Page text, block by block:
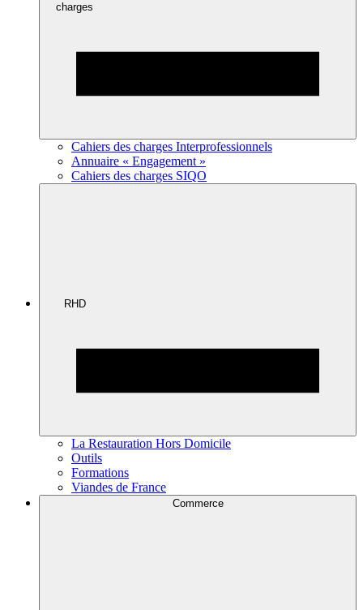
charges
Cahiers des charges Interprofessionnels
Annuaire « Engagement »
Cahiers des charges SIQO
RHD
La Restauration Hors Domicile
Outils
Formations
Viandes de France
Commerce